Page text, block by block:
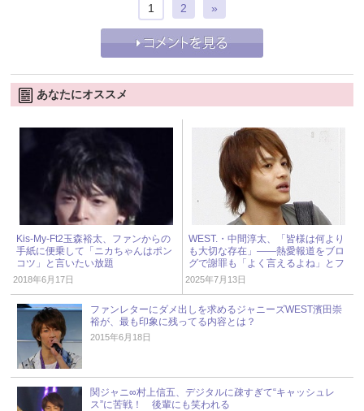
1 2 »
あなたにオススメ
Kis-My-Ft2玉森裕太、ファンからの
手紙に便乗して「ニカちゃんはポン
コツ」と言いたい放題
2018年6月17日
WEST.・中間淳太、「皆様は何より
も大切な存在」――熱愛報道をブロ
グで謝罪も「よく言えるよね」とフ
ァンあきれ « ジャニーズ研究会
2025年7月13日
ファンレターにダメ出しを求めるジャニーズWEST濱田崇
裕が、最も印象に残ってる内容とは？
2015年6月18日
関ジャニ∞村上信五、デジタルに疎すぎて“キャッシュレ
ス”に苦戦！ 後輩にも笑われる